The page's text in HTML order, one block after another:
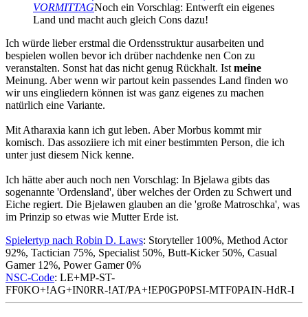
VORMITTAGNoch ein Vorschlag: Entwerft ein eigenes
Land und macht auch gleich Cons dazu!
Ich würde lieber erstmal die Ordensstruktur ausarbeiten und
bespielen wollen bevor ich drüber nachdenke nen Con zu
veranstalten. Sonst hat das nicht genug Rückhalt. Istmeine
Meinung. Aber wenn wir partout kein passendes Land finden wo
wir uns eingliedern können ist was ganz eigenes zu machen
natürlich eine Variante.
Mit Atharaxia kann ich gut leben. Aber Morbus kommt mir
komisch. Das assoziiere ich mit einer bestimmten Person, die ich
unter just diesem Nick kenne.
Ich hätte aber auch noch nen Vorschlag: In Bjelawa gibts das
sogenannte 'Ordensland', über welches der Orden zu Schwert und
Eiche regiert. Die Bjelawen glauben an die 'große Matroschka', was
im Prinzip so etwas wie Mutter Erde ist.
Spielertyp nach Robin D. Laws: Storyteller 100%, Method Actor
92%, Tactician 75%, Specialist 50%, Butt-Kicker 50%, Casual
Gamer 12%, Power Gamer 0%
NSC-Code: LE+MP-ST-
FF0KO+!AG+IN0RR-!AT/PA+!EP0GP0PSI-MTF0PAIN-HdR-I